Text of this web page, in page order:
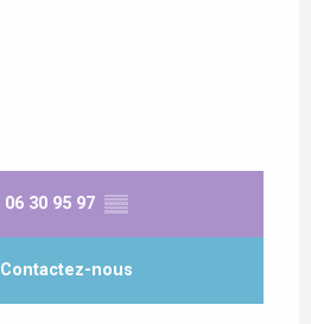
06 30 95 97 ▒▒
Contactez-nous